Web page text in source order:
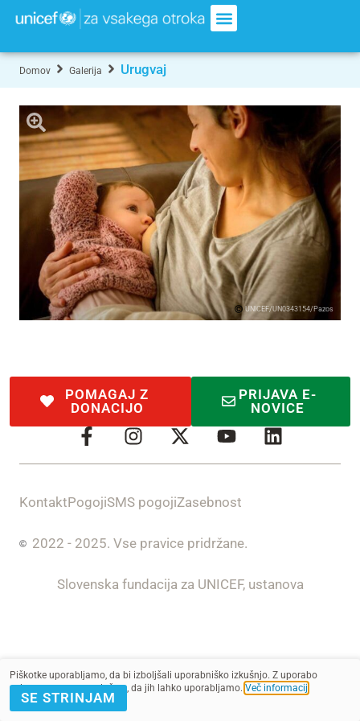
Domov Galerija Urugvaj
UNICEF/UN0343154/Pazos
POMAGAJ Z
DONACIJO
PRIJAVA E-
NOVICE
Slovenska fundacija za UNICEF, ustanova
2022 - 2025. Vse pravice pridržane.
KontaktPogojiSMS pogojiZasebnost
Piškotke uporabljamo, da bi izboljšali uporabniško izkušnjo. Z uporabo
spletnega mesta soglašate, da jih lahko uporabljamo. Več informacij
SE STRINJAM